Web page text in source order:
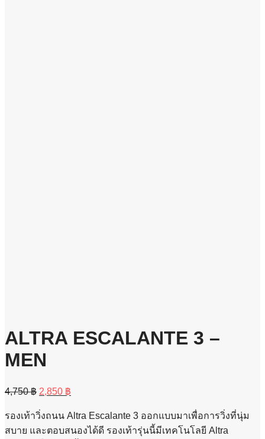
ALTRA ESCALANTE 3 –
MEN
4,750฿ Original
price
was:
2,850 ฿
price
is:
รองเท้าวิ่งถนน Altra Escalante 3 ออกแบบมาเพื่อการวิ่งที่นุ่ม
สบาย และตอบสนองได้ดี รองเท้ารุ่นนี้มีเทคโนโลยี Altra